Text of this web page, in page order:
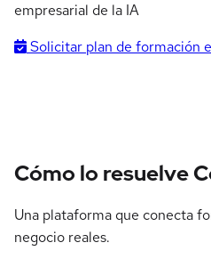
empresarial de la IA
Solicitar plan de formación
Cómo lo resuelve
Una plataforma que conecta
negocio reales.